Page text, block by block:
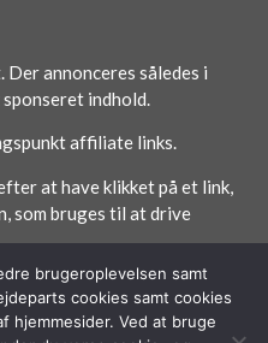
annonceres således i
indhold.
affiliate links.
at have klikket på et link,
som bruges til at drive
brugeroplevelsen samt
cookies samt cookies
hjemmesider. Ved at bruge